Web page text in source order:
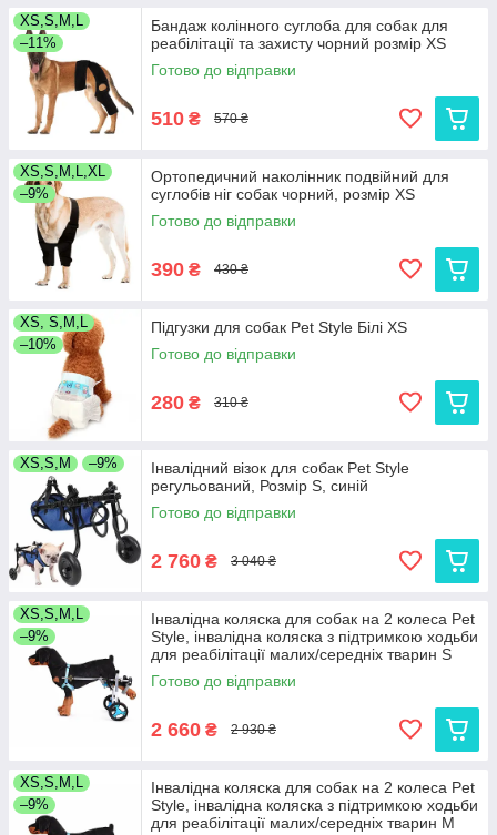
XS,S,M,L
–11%
Бандаж колінного суглоба для собак для
реабілітації та захисту чорний розмір XS
Готово до відправки
510 ₴ 570 ₴
XS,S,M,L,XL
–9%
Ортопедичний наколінник подвійний для
суглобів ніг собак чорний, розмір XS
Готово до відправки
390 ₴ 430 ₴
XS, S,M,L
–10%
Підгузки для собак Pet Style Білі XS
Готово до відправки
280 ₴ 310 ₴
XS,S,M –9%
Інвалідний візок для собак Pet Style
регульований, Розмір S, синій
Готово до відправки
2 760 ₴ 3 040 ₴
XS,S,M,L
–9%
Інвалідна коляска для собак на 2 колеса Pet
Style, інвалідна коляска з підтримкою ходьби
для реабілітації малих/середніх тварин S
Готово до відправки
2 660 ₴ 2 930 ₴
XS,S,M,L
–9%
Інвалідна коляска для собак на 2 колеса Pet
Style, інвалідна коляска з підтримкою ходьби
для реабілітації малих/середніх тварин M